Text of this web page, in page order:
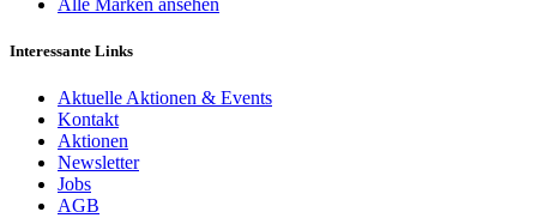
Interessante Links
Aktuelle Aktionen & Events
Kontakt
Aktionen
Newsletter
Jobs
AGB